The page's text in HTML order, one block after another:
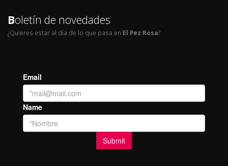
Boletín de novedades
¿Quieres estar al día de lo que pasa en El Pez Rosa?